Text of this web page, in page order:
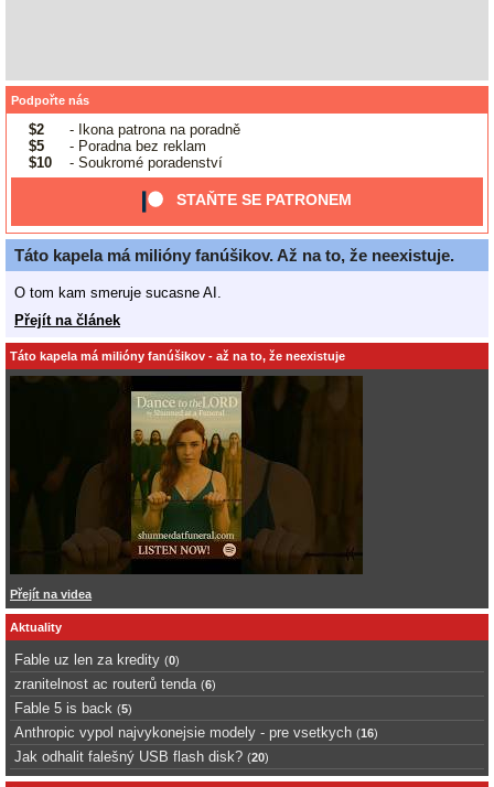
Podpořte nás
$2
- Ikona patrona na poradně
$5
- Poradna bez reklam
$10
- Soukromé poradenství
STAŇTE SE PATRONEM
Táto kapela má milióny fanúšikov. Až na to, že neexistuje.
O tom kam smeruje sucasne AI.
Přejít na článek
Táto kapela má milióny fanúšikov - až na to, že neexistuje
Přejít na videa
Aktuality
Fable uz len za kredity (0)
zranitelnost ac routerů tenda (6)
Fable 5 is back (5)
Anthropic vypol najvykonejsie modely - pre vsetkych (16)
Jak odhalit falešný USB flash disk? (20)